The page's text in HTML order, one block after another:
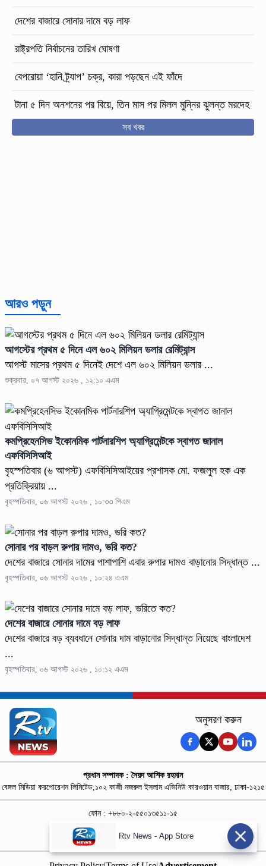
দেশের বাজারে সোনার দামে বড় লাফ
রাষ্ট্রপতি নির্বাচনের তারিখ ঘোষণা
বেপরোয়া ‘হানি ট্র্যাপ’ চক্র, কারা পড়ছেন এই ফাঁদে
টানা ৫ দিন অনশনের পর বিয়ে, তিন মাস পর মিলল মুন্নির ঝুলন্ত মরদেহ
সব খবর
আরও পড়ুন
আগস্টের প্রথম ৫ দিনে এল ৬০২ মিলিয়ন ডলার রেমিট্যান্স
আগস্ট মাসের প্রথম ৫ দিনেই দেশে এল ৬০২ মিলিয়ন ডলার ...
শুক্রবার, ০৭ আগস্ট ২০২৬ , ১২:১০ এএম
কমপ্রিহেনসিভ ইকোনমিক পার্টনারশিপ অ্যাগ্রিমেন্টকে স্বাগত জানাল
এফবিসিসিআই
বৃহস্পতিবার (৬ আগস্ট) এফবিসিসিআইয়ের প্রশাসক মো. ফজলুল হক এক
প্রতিক্রিয়ায় ...
বৃহস্পতিবার, ০৬ আগস্ট ২০২৬ , ১০:৩৩ পিএম
সোনার পর বাড়ল রুপার দামও, ভরি কত?
দেশের বাজারে সোনার দামের পাশাপাশি এবার রুপার দামও বাড়ানোর সিদ্ধান্ত ...
বৃহস্পতিবার, ০৬ আগস্ট ২০২৬ , ১০:২৪ এএম
দেশের বাজারে সোনার দামে বড় লাফ
দেশের বাজারে বড় ব্যবধানে সোনার দাম বাড়ানোর সিদ্ধান্ত নিয়েছে বাংলাদেশ
...
বৃহস্পতিবার, ০৬ আগস্ট ২০২৬ , ১০:১২ এএম
অনুসরণ করুন
প্রধান সম্পাদক : সৈয়দ আশিক রহমান
বেঙ্গল মিডিয়া করপোরেশন লিমিটেড,১০২ কাজী নজরুল ইসলাম এভিনিউ কারওয়ান বাজার, ঢাকা-১২১৫
ফোন : +৮৮০-২-৫৫০১৩৫১১-১৫
নিউজ রুম : +৮৮০-১৮৭৮১৮৪৩৬৯-৭০
বিজ্ঞাপন :
rtvdigitalad@gmail.com
Rtv News - App Store